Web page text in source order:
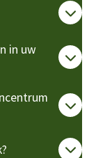
in uw